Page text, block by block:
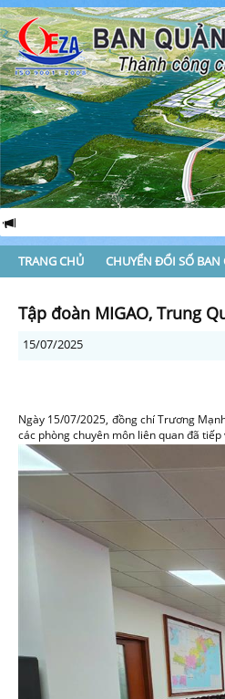
TRANG CHỦ CHUYỂN ĐỔI SỐ BAN
Tập đoàn MIGAO, Trung
15/07/2025
Ngày 15/07/2025, đồng chí Trương
các phòng chuyên môn liên quan đã